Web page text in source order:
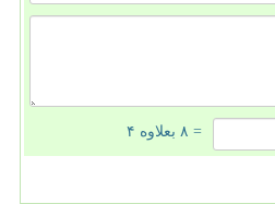
= ۸ بعلاوه ۴